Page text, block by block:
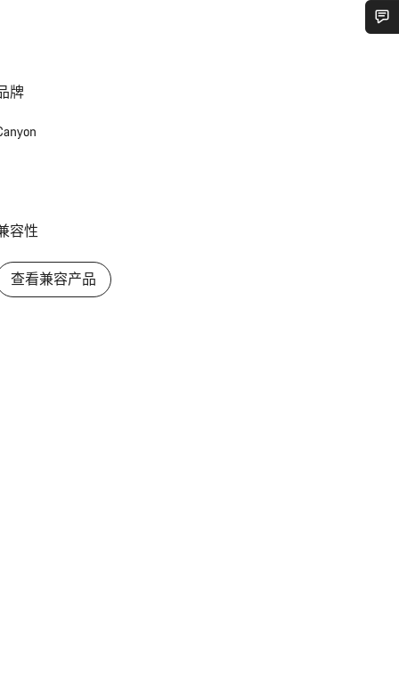
牌
容性
查看兼容产品